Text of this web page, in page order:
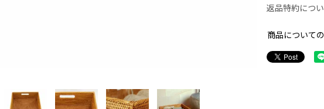
返品特約につ
商品について